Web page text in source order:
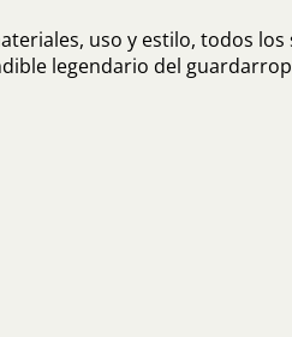
uso y estilo, todos los
legendario del